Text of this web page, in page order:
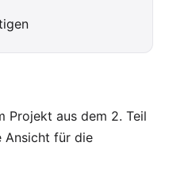
Projekt aus dem 2. Teil
Ansicht für die